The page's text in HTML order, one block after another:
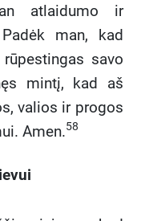
atlaidumo ir
man, kad
savo
mintį, kad aš
valios ir progos
Amen.58